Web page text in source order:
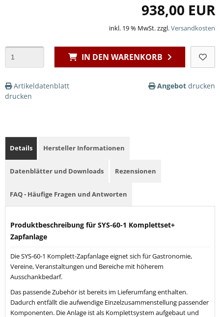
938,00 EUR
inkl. 19 % MwSt. zzgl.Versandkosten
IN DEN WARENKORB
Artikeldatenblatt
drucken
Angebot drucken
Details Hersteller Informationen
Datenblätter und Downloads Rezensionen
FAQ - Häufige Fragen und Antworten
Produktbeschreibung für SYS-60-1 Komplettset+
Zapfanlage
Die SYS-60-1 Komplett-Zapfanlage eignet sich für Gastronomie,
Vereine, Veranstaltungen und Bereiche mit höherem
Ausschankbedarf.
Das passende Zubehör ist bereits im Lieferumfang enthalten.
Dadurch entfällt die aufwendige Einzelzusammenstellung passender
Komponenten. Die Anlage ist als Komplettsystem aufgebaut und